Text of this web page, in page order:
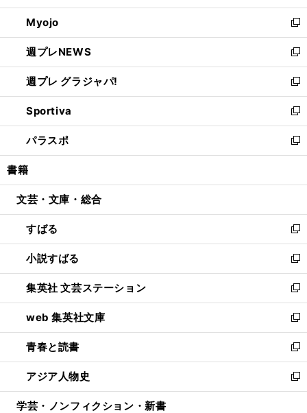
開
く
ウ
で
開
く
ン
ド
ウ
で
開
く
ウ
ィ
ン
ド
ウ
で
開
く
Myojo
新
し
い
ウ
ィ
ン
ド
ウ
で
開
週プレNEWS
新
し
い
ウ
ィ
ン
ド
ウ
開
週プレ グラジャパ!
新
し
い
ウ
ィ
ン
ウ
開
く
Sportiva
新
し
い
ウ
ン
ウ
で
開
く
パラスポ
新
し
ウ
ン
ド
ウ
で
開
く
書籍
文芸・文庫・総合
すばる
新
し
い
ウ
ィ
ン
ド
ウ
で
開
く
小説すばる
新
し
い
ウ
ィ
ン
ド
ウ
で
開
集英社 文芸ステーション
新
し
い
ウ
ィ
ン
ド
ウ
web 集英社文庫
新
し
い
ウ
ィ
ン
青春と読書
新
し
い
ウ
アジア人物史
新
し
学芸・ノンフィクション・新書